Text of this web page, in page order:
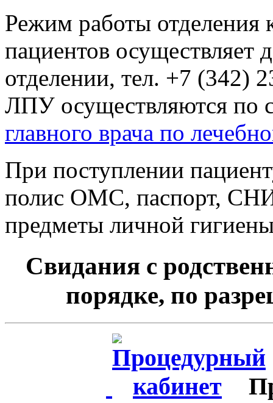
Режим работы отделения
пациентов
отделении, тел. +7 (342)
ЛПУ осуществляются по
главного врача по
При поступлении
полис ОМС, паспорт,
предметы личной
Свидания с
порядке, по